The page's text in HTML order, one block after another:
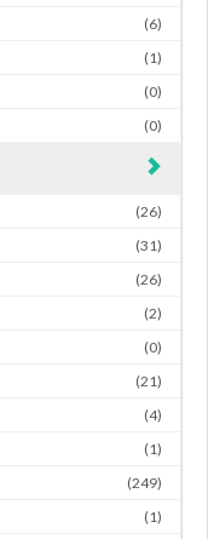
(6)
(1)
(0)
(0)
(26)
(31)
(26)
(2)
(0)
(21)
(4)
(1)
(249)
(1)